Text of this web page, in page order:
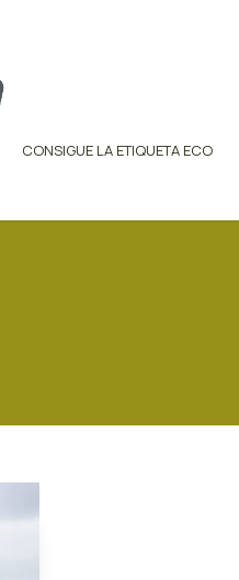
CONSIGUE LA ETIQUETA ECO